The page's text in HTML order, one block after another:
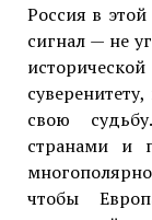
Россия в
сигнал — не
свою
странами и
чтобы